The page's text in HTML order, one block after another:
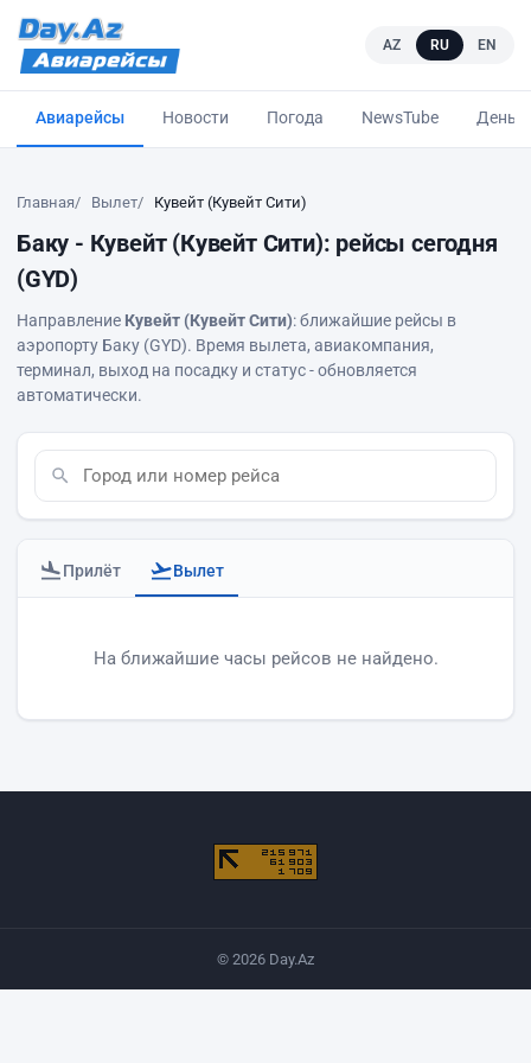
AZ RU EN
Авиарейсы Новости Погода NewsTube
Главная Вылет Кувейт (Кувейт Сити)
Баку - Кувейт (Кувейт Сити): рейсы сегодня
(GYD)
Направление Кувейт (Кувейт Сити): ближайшие рейсы в
аэропорту Баку (GYD). Время вылета, авиакомпания,
терминал, выход на посадку и статус - обновляется
автоматически.
Прилёт Вылет
На ближайшие часы рейсов не найдено.
© 2026 Day.Az